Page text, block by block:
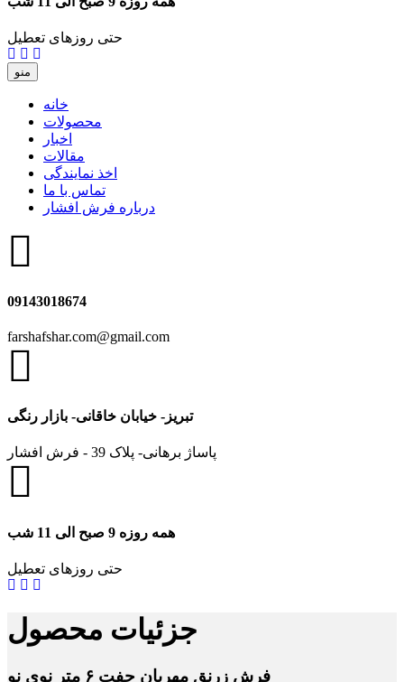
حتی روزهای تعطیل
منو
خانه
محصولات
اخبار
مقالات
اخذ نمایندگی
تماس با ما
درباره فرش افشار
09143018674
farshafshar.com@gmail.com
تبریز- خیابان خاقانی- بازار رنگی
پاساژ برهانی- پلاک 39 - فرش افشار
همه روزه 9 صبح الی 11 شب
حتی روزهای تعطیل
جزئیات محصول
فرش زرنق مهربان جفت ۶ متر نوي نو